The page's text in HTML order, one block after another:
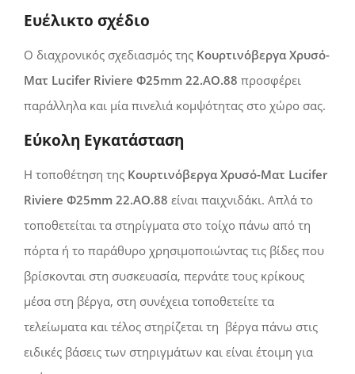
Ευέλικτο σχέδιο
Ο διαχρονικός σχεδιασμός της Κουρτινόβεργα Χρυσό-
Ματ Lucifer Riviere Φ25mm 22.AO.88 προσφέρει
παράλληλα και μία πινελιά κομψότητας στο χώρο σας.
Εύκολη Εγκατάσταση
Η τοποθέτηση της Κουρτινόβεργα Χρυσό-Ματ Lucifer
Riviere Φ25mm 22.AO.88 είναι παιχνιδάκι. Απλά το
τοποθετείται τα στηρίγματα στο τοίχο πάνω από τη
πόρτα ή το παράθυρο χρησιμοποιώντας τις βίδες που
βρίσκονται στη συσκευασία, περνάτε τους κρίκους
μέσα στη βέργα, στη συνέχεια τοποθετείτε τα
τελείωματα και τέλος στηρίζεται τη βέργα πάνω στις
ειδικές βάσεις των στηριγμάτων και είναι έτοιμη για